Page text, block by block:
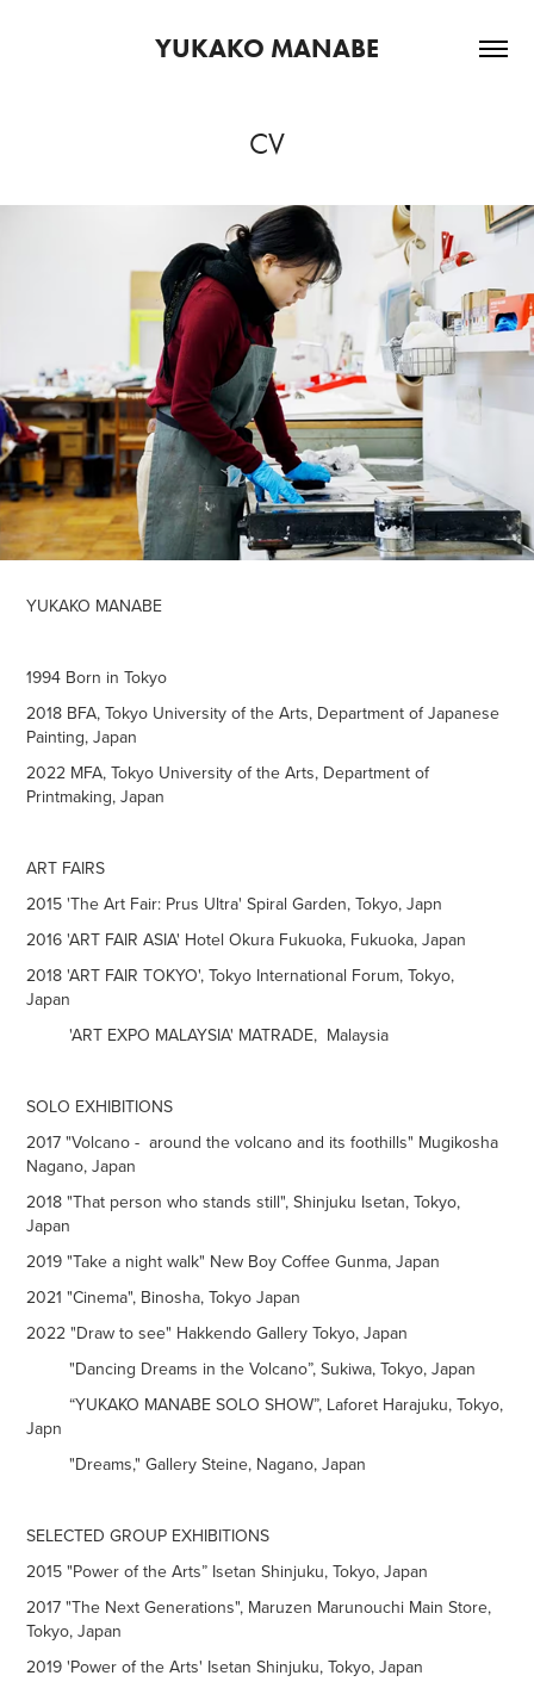
YUKAKO MANABE
CV
YUKAKO MANABE
1994 Born in Tokyo
2018 BFA, Tokyo University of the Arts, Department of Japanese
Painting, Japan
2022 MFA, Tokyo University of the Arts, Department of
Printmaking, Japan
ART FAIRS
2015 'The Art Fair: Prus Ultra' Spiral Garden, Tokyo, Japn
2016 'ART FAIR ASIA' Hotel Okura Fukuoka, Fukuoka, Japan
2018 'ART FAIR TOKYO', Tokyo International Forum, Tokyo,
Japan
'ART EXPO MALAYSIA' MATRADE, Malaysia
SOLO EXHIBITIONS
2017 "Volcano - around the volcano and its foothills" Mugikosha
Nagano, Japan
2018 "That person who stands still", Shinjuku Isetan, Tokyo,
Japan
2019 "Take a night walk" New Boy Coffee Gunma, Japan
2021 "Cinema", Binosha, Tokyo Japan
2022 "Draw to see" Hakkendo Gallery Tokyo, Japan
"Dancing Dreams in the Volcano”, Sukiwa, Tokyo, Japan
“YUKAKO MANABE SOLO SHOW”, Laforet Harajuku, Tokyo,
Japn
"Dreams," Gallery Steine, Nagano, Japan
SELECTED GROUP EXHIBITIONS
2015 "Power of the Arts” Isetan Shinjuku, Tokyo, Japan
2017 "The Next Generations", Maruzen Marunouchi Main Store,
Tokyo, Japan
2019 'Power of the Arts' Isetan Shinjuku, Tokyo, Japan